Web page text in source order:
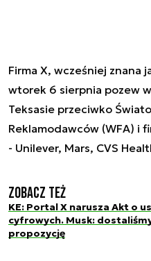
Firma X, wcześniej znana
wtorek 6 sierpnia pozew
Teksasie przeciwko
Reklamodawców (WFA) i
- Unilever, Mars, CVS
Zobacz też
KE: Portal X narusza Akt o
cyfrowych. Musk:
propozycję